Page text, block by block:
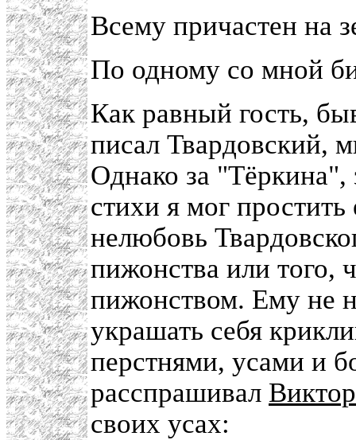
Всему причастен на
По одному со мной
Как равный гость,
писал Твардовский,
Однако за
стихи я мог
нелюбовь
пижонства или того,
пижонством. Ему не
украшать себя
перстнями, усами и
расспрашивал
своих усах: